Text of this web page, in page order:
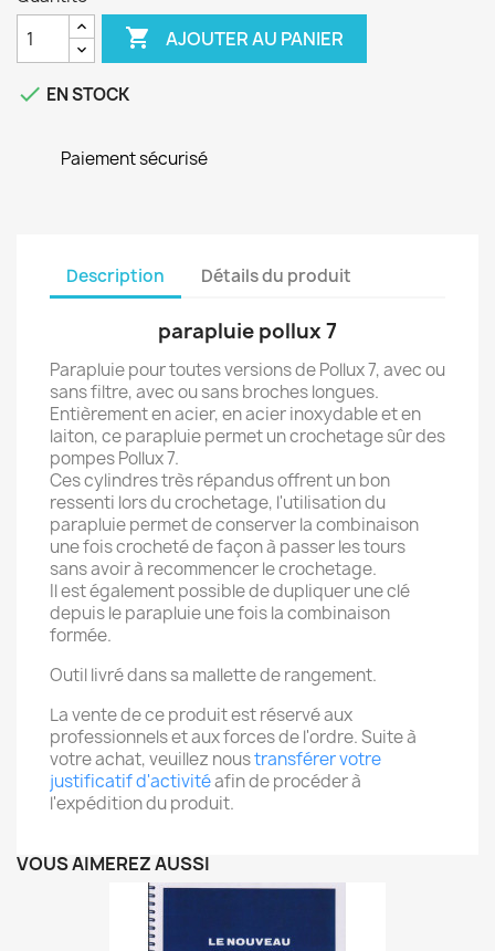
 AJOUTER AU PANIER
 EN STOCK
Paiement sécurisé
Description Détails du produit
parapluie pollux 7
Parapluie pour toutes versions de Pollux 7, avec ou
sans filtre, avec ou sans broches longues.
Entièrement en acier, en acier inoxydable et en
laiton, ce parapluie permet un crochetage sûr des
pompes Pollux 7.
Ces cylindres très répandus offrent un bon
ressenti lors du crochetage, l'utilisation du
parapluie permet de conserver la combinaison
une fois crocheté de façon à passer les tours
sans avoir à recommencer le crochetage.
Il est également possible de dupliquer une clé
depuis le parapluie une fois la combinaison
formée.
Outil livré dans sa mallette de rangement.
La vente de ce produit est réservé aux
professionnels et aux forces de l'ordre. Suite à
votre achat, veuillez noustransférer votre
justificatif d'activitéafin de procéder à
l'expédition du produit.
VOUS AIMEREZ AUSSI